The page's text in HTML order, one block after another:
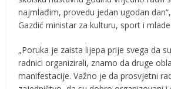
najmlađim, provedu jedan ugodan
Gazdić ministar za kulturu, sport i
„Poruka je zaista lijepa prije svega da
radnici organizirali, znamo da druge
manifestacije. Važno je da prosvjetni